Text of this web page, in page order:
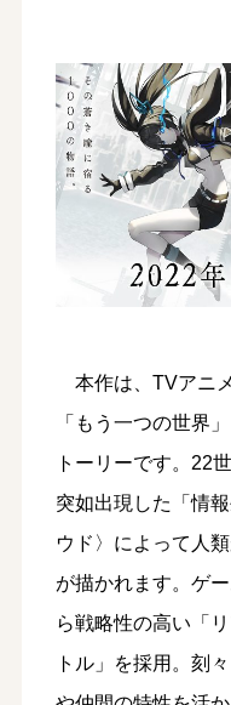
本作は、TVアニ
「もう一つの世界
トーリーです。22
突如出現した「情
ウド〉によって人
が描かれます。ゲ
ら戦略性の高い「
トル」を採用。刻